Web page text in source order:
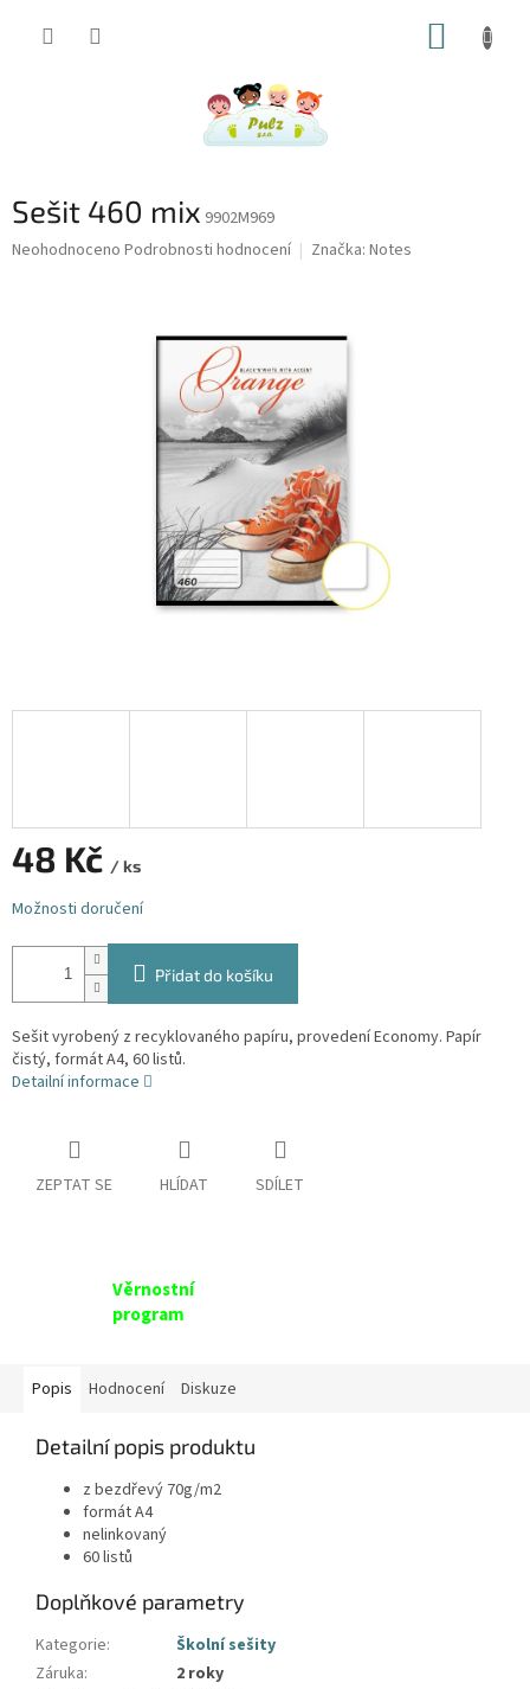
Sešit 460 mix 9902M969
Průměrné
Neohodnoceno Podrobnosti hodnocení Značka: Notes
48 Kč / ks
Měrná
cena:
Možnosti doručení
Přidat do košíku
Sešit vyrobený z recyklovaného papíru, provedení Economy. Papír
čistý, formát A4, 60 listů.
Detailní informace
ZEPTAT SE HLÍDAT SDÍLET
Věrnostní
program
Popis Hodnocení Diskuze
Detailní popis produktu
z bezdřevý 70g/m2
formát A4
nelinkovaný
60 listů
Doplňkové parametry
Kategorie:
Školní sešity
Záruka:
2 roky